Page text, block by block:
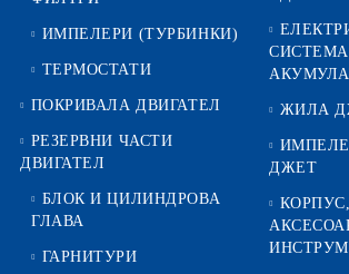
ИМПЕЛЕРИ (ТУРБИНКИ)
ТЕРМОСТАТИ
ПОКРИВАЛА ДВИГАТЕЛ
РЕЗЕРВНИ ЧАСТИ
ДВИГАТЕЛ
БЛОК И ЦИЛИНДРОВА
ГЛАВА
ГАРНИТУРИ
ЖИЛА
ДЖЕТ